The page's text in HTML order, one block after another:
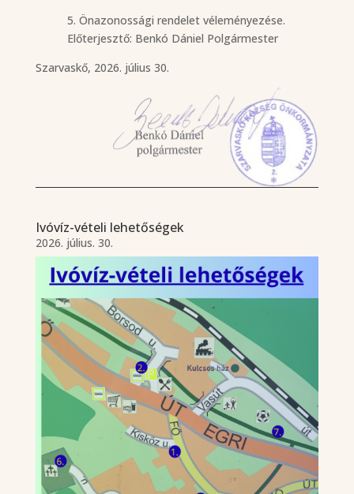
5. Önazonossági rendelet véleményezése.
Előterjesztő: Benkó Dániel Polgármester
Szarvaskő, 2026. július 30.
Ivóvíz-vételi lehetőségek
2026. július. 30.